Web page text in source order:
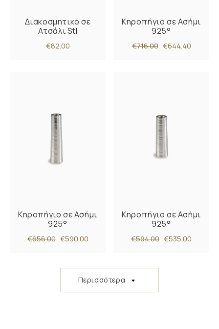
Διακοσμητικό σε
Ατσάλι Stl
€82.00
Κηροπήγιο σε Ασήμι
925°
€716.00 €644.40
Κηροπήγιο σε Ασήμι
925°
€656.00 €590.00
Κηροπήγιο σε Ασήμι
925°
€594.00 €535.00
Περισσότερα